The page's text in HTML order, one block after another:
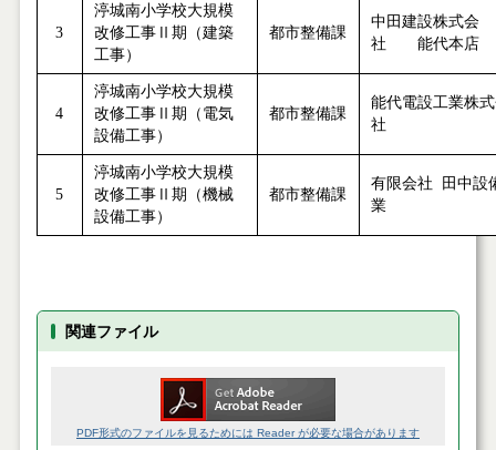
3
渟城南小学校大規模
改修工事Ⅱ期（建築
工事）
都市整備課
中田建設株式会
社 能代本店
4
渟城南小学校大規模
改修工事Ⅱ期（電気
設備工事）
都市整備課
能代電設工業株
社
5
渟城南小学校大規模
改修工事Ⅱ期（機械
設備工事）
都市整備課
有限会社 田中設
業
関連ファイル
PDF形式のファイルを見るためには Reader が必要な場合があります